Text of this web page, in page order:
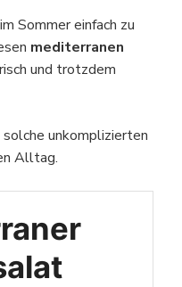
Sommer einfach zu
mediterranen
und trotzdem
unkomplizierten
Alltag.